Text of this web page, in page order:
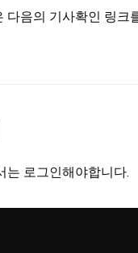
다음의 기사확인 링크
는 로그인해야합니다.